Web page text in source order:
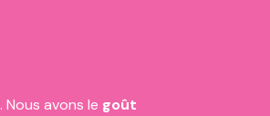
. Nous avons le goût